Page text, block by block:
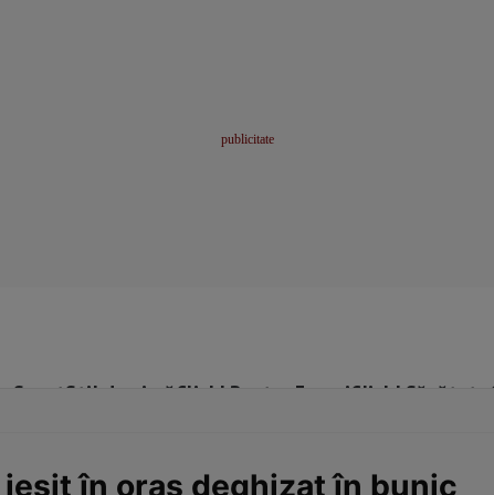
SportStil de viațăClick! Pentru FemeiClick! Sănătate
în oraş deghizat în bunic